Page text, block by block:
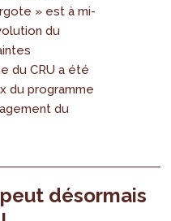
» est à mi-
du
du CRU a été
du programme
du
désormais